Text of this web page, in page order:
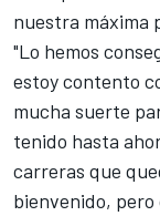
nuestra máxima
"Lo hemos
estoy contento
mucha suerte
tenido hasta
carreras que
bienvenido,